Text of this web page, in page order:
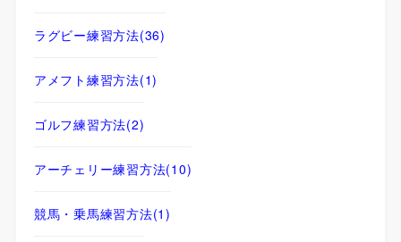
ラグビー練習方法(36)
アメフト練習方法(1)
ゴルフ練習方法(2)
アーチェリー練習方法(10)
競馬・乗馬練習方法(1)